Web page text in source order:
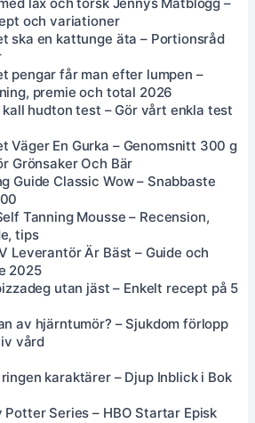
och variationer
ska en kattunge äta – Portionsråd
pengar får man efter lumpen –
premie och total 2026
hudton test – Gör vårt enkla test
Väger En Gurka – Genomsnitt 300 g
Grönsaker Och Bär
Guide Classic Wow – Snabbaste
Tanning Mousse – Recension,
tips
Leverantör Är Bäst – Guide och
2025
utan jäst – Enkelt recept på 5
av hjärntumör? – Sjukdom förlopp
vård
karaktärer – Djup Inblick i Bok
Potter Series – HBO Startar Episk